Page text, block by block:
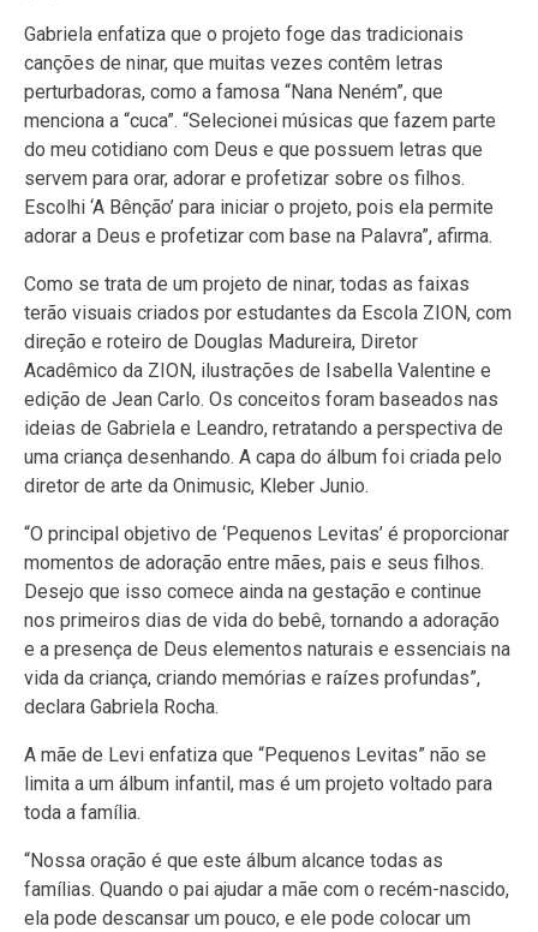
Gabriela enfatiza que o projeto foge das tradicionais
canções de ninar, que muitas vezes contêm letras
perturbadoras, como a famosa “Nana Neném”, que
menciona a “cuca”. “Selecionei músicas que fazem parte
do meu cotidiano com Deus e que possuem letras que
servem para orar, adorar e profetizar sobre os filhos.
Escolhi ‘A Bênção’ para iniciar o projeto, pois ela permite
adorar a Deus e profetizar com base na Palavra”, afirma.
Como se trata de um projeto de ninar, todas as faixas
terão visuais criados por estudantes da Escola ZION, com
direção e roteiro de Douglas Madureira, Diretor
Acadêmico da ZION, ilustrações de Isabella Valentine e
edição de Jean Carlo. Os conceitos foram baseados nas
ideias de Gabriela e Leandro, retratando a perspectiva de
uma criança desenhando. A capa do álbum foi criada pelo
diretor de arte da Onimusic, Kleber Junio.
“O principal objetivo de ‘Pequenos Levitas’ é proporcionar
momentos de adoração entre mães, pais e seus filhos.
Desejo que isso comece ainda na gestação e continue
nos primeiros dias de vida do bebê, tornando a adoração
e a presença de Deus elementos naturais e essenciais na
vida da criança, criando memórias e raízes profundas”,
declara Gabriela Rocha.
A mãe de Levi enfatiza que “Pequenos Levitas” não se
limita a um álbum infantil, mas é um projeto voltado para
toda a família.
“Nossa oração é que este álbum alcance todas as
famílias. Quando o pai ajudar a mãe com o recém-nascido,
ela pode descansar um pouco, e ele pode colocar um